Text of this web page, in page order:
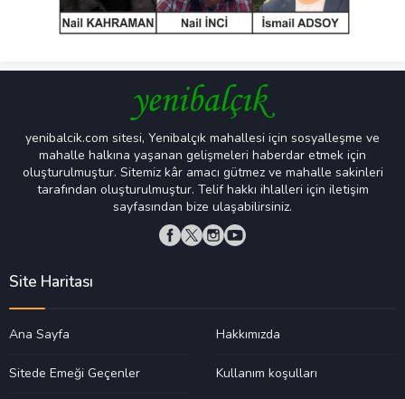
yenibalcik.com sitesi, Yenibalçık mahallesi için sosyalleşme ve
mahalle halkına yaşanan gelişmeleri haberdar etmek için
oluşturulmuştur. Sitemiz kâr amacı gütmez ve mahalle sakinleri
tarafından oluşturulmuştur. Telif hakkı ihlalleri için iletişim
sayfasından bize ulaşabilirsiniz.
Site Haritası
Ana Sayfa Hakkımızda
Sitede Emeği Geçenler Kullanım koşulları